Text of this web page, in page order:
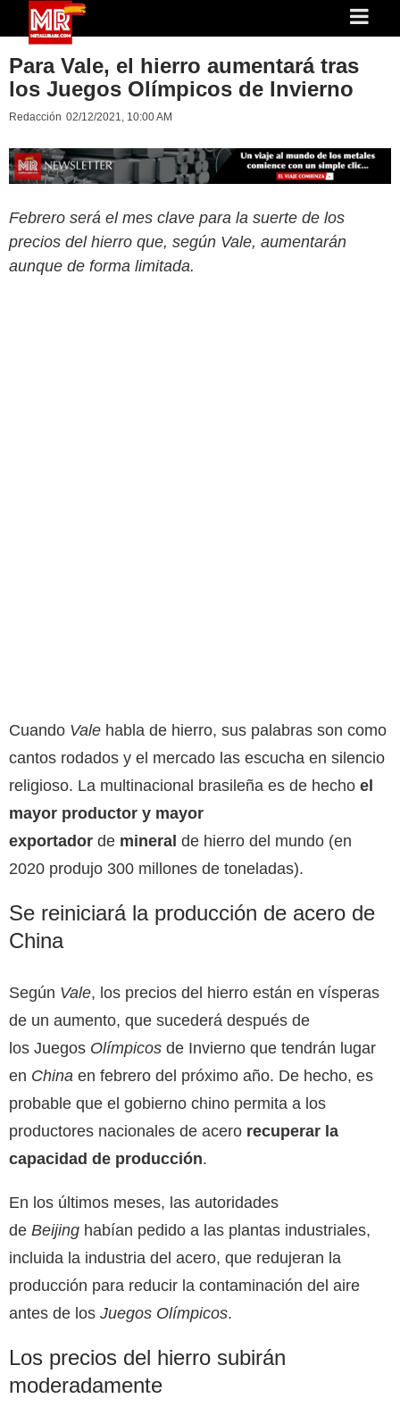
Para Vale, el hierro aumentará tras
los Juegos Olímpicos de Invierno
Redacción 02/12/2021, 10:00 AM
Febrero será el mes clave para la suerte de los
precios del hierro que, según Vale, aumentarán
aunque de forma limitada.
Cuando Vale habla de hierro, sus palabras son como
cantos rodados y el mercado las escucha en silencio
religioso. La multinacional brasileña es de hecho el
mayor productor y mayor
exportador de mineral de hierro del mundo (en
2020 produjo 300 millones de toneladas).
Se reiniciará la producción de acero de
China
Según Vale, los precios del hierro están en vísperas
de un aumento, que sucederá después de
los Juegos Olímpicos de Invierno que tendrán lugar
en China en febrero del próximo año. De hecho, es
probable que el gobierno chino permita a los
productores nacionales de acero recuperar la
capacidad de producción.
En los últimos meses, las autoridades
de Beijing habían pedido a las plantas industriales,
incluida la industria del acero, que redujeran la
producción para reducir la contaminación del aire
antes de los Juegos Olímpicos.
Los precios del hierro subirán
moderadamente